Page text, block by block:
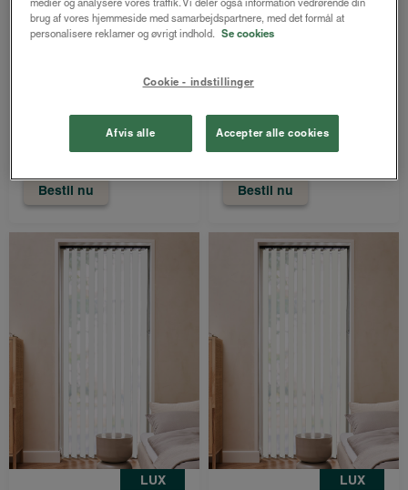
Randi lamelgardin
127mm
gardinbussen
1294 kr.
Bestil nu
Randi lamelgardin
Både online og i
gardinbussen
fra 1432 kr.
Bestil nu
LUX LUX
medier og analysere vores traffik. Vi deler også information vedrørende din
brug af vores hjemmeside med samarbejdspartnere, med det formål at
personalisere reklamer og øvrigt indhold. Se cookies
Cookie - indstillinger
Afvis alle Accepter alle cookies